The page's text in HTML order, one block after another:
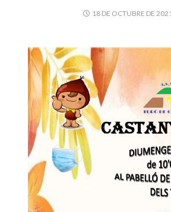
18 DE OCTUBRE DE 2021